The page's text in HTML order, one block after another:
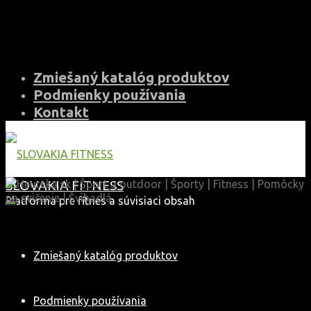
Zmiešaný katalóg produktov
Podmienky používania
Kontakt
SLOVAKIA FITNESS
Platforma pre fitnes a súvisiaci obsah
Zmiešaný katalóg produktov
Podmienky používania